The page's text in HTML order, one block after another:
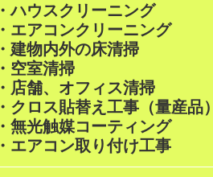
・ハウスクリーニング
・エアコンクリーニング
・建物内外の床清掃
・空室清掃
・店舗、オフィス清掃
・クロス貼替え工事（量産品
・無光触媒コーティング
・エアコン取り付け工事